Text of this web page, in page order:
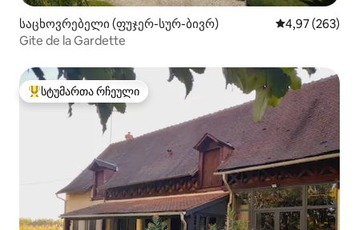
საცხოვრებელი (ფუჯერ-სურ-ბივრ) საშუალო
4,97 (263)
Gite de la Gardette
სტუმართა რჩეული მოწინავე ვარიანტი
სტუმართა რჩეული